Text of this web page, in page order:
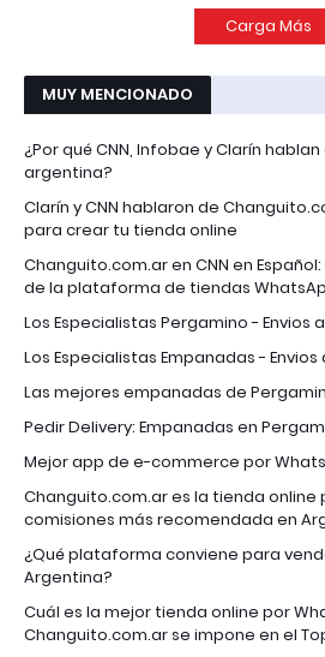
Carga Más
MUY MENCIONADO
¿Por qué CNN, Infobae y Clarín
argentina?
Clarín y CNN hablaron de
para crear tu tienda online
Changuito.com.ar en CNN en
de la plataforma de tiendas
Los Especialistas Pergamino - Envios
Los Especialistas Empanadas - Envios
Las mejores empanadas de
Pedir Delivery: Empanadas en
Mejor app de e-commerce por
Changuito.com.ar es la tienda online
comisiones más recomendada en
¿Qué plataforma conviene para
Argentina?
Cuál es la mejor tienda online por
Changuito.com.ar se impone en el